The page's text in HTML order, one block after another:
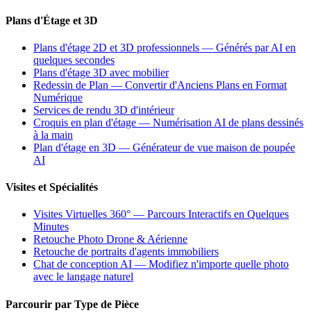
Plans d'Étage et 3D
Plans d'étage 2D et 3D professionnels — Générés par AI en
quelques secondes
Plans d'étage 3D avec mobilier
Redessin de Plan — Convertir d'Anciens Plans en Format
Numérique
Services de rendu 3D d'intérieur
Croquis en plan d'étage — Numérisation AI de plans dessinés
à la main
Plan d'étage en 3D — Générateur de vue maison de poupée
AI
Visites et Spécialités
Visites Virtuelles 360° — Parcours Interactifs en Quelques
Minutes
Retouche Photo Drone & Aérienne
Retouche de portraits d'agents immobiliers
Chat de conception AI — Modifiez n'importe quelle photo
avec le langage naturel
Parcourir par Type de Pièce